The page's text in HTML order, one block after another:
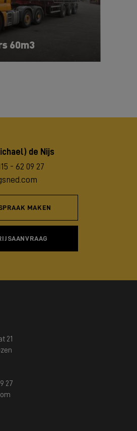
60m3
de Nijs
- 62 09 27
MAKEN
21
27